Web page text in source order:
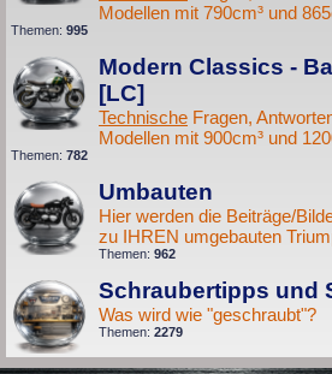
Modellen mit 790cm³ und
Themen: 995
Modern Classics -
[LC]
Technische Fragen,
Modellen mit 900cm³ und
Themen: 782
Umbauten
Hier werden die Beiträge/
zu IHREN umgebauten
Themen: 962
Schraubertipps und
Was wird wie "geschraubt"?
Themen: 2279